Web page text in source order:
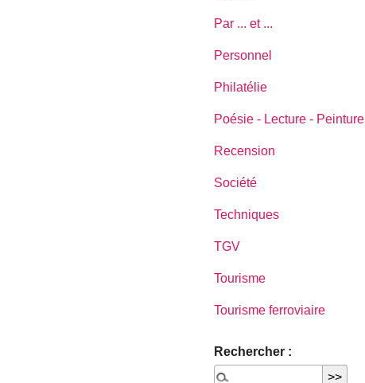
Par ... et ...
Personnel
Philatélie
Poésie - Lecture - Peinture
Recension
Société
Techniques
TGV
Tourisme
Tourisme ferroviaire
Rechercher :